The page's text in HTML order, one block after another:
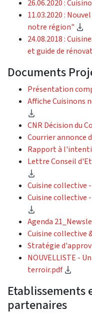
26.06.2020 :
11.03.2020 :
notre région"
24.08.2018 :
et guide de
Documents
Présentation
Affiche Cuisinons
CNR Décision du
Courrier annonce
Rapport à
Lettre Conseil
Cuisine collective
Cuisine collective
Agenda
Cuisine collective
Stratégie
NOUVELLISTE -
terroir.pdf
partenaires